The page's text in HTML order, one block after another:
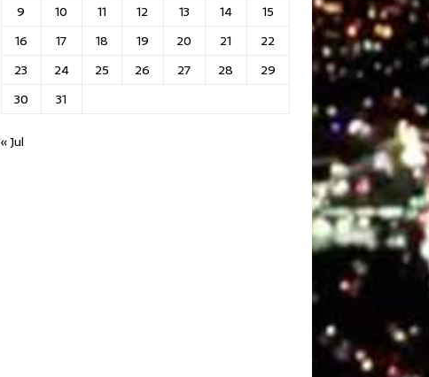
9
10 11 12 13 14
15
16
17 18 19 20 21
22
23
24 25 26 27 28
29
30
31
« Jul